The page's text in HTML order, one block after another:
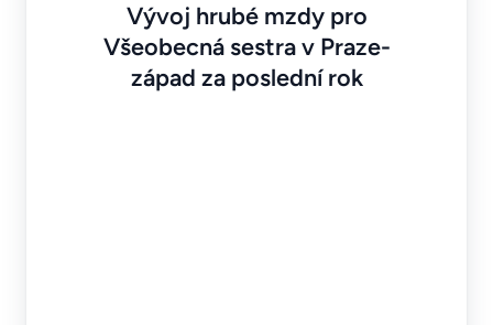
Vývoj hrubé mzdy pro
Všeobecná sestra v Praze-
západ za poslední rok